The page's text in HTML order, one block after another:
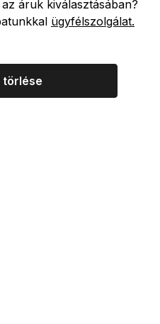
áruk kiválasztásában?
ügyfélszolgálat.
törlése